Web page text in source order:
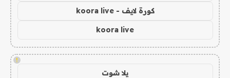
كورة لايف - koora live
koora live
!
يلا شوت